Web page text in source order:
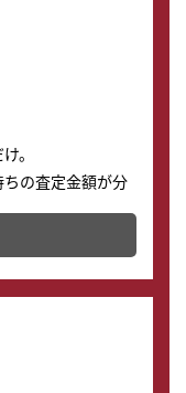
。
の査定金額が分